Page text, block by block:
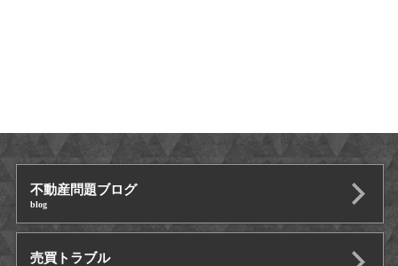
不動産問題ブログ
blog
売買トラブル